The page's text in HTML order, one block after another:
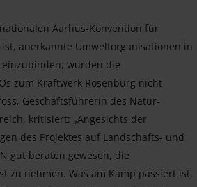
Aarhus-Konvention für
anerkannte Umweltorganisationen in
wurden die
zum Kraftwerk Rosenburg nicht
Geschäftsführerin des Natur-
kritisiert: „Angesichts der
des Projektes auf Landschafts- und
gut beraten gewesen, die
zu nehmen. Was am Kamp passiert ist,